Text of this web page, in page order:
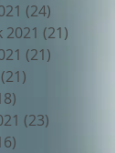
(24)
2021 (21)
(21)
(21)
(23)